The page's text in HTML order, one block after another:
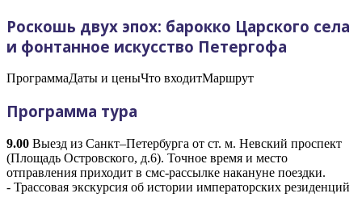
Роскошь двух эпох: барокко Царского села
и фонтанное искусство Петергофа
ПрограммаДаты и ценыЧто входитМаршрут
Программа тура
9.00 Выезд из Санкт–Петербурга от ст. м. Невский проспект
(Площадь Островского, д.6). Точное время и место
отправления приходит в смс-рассылке накануне поездки.
- Трассовая экскурсия об истории императорских резиденций